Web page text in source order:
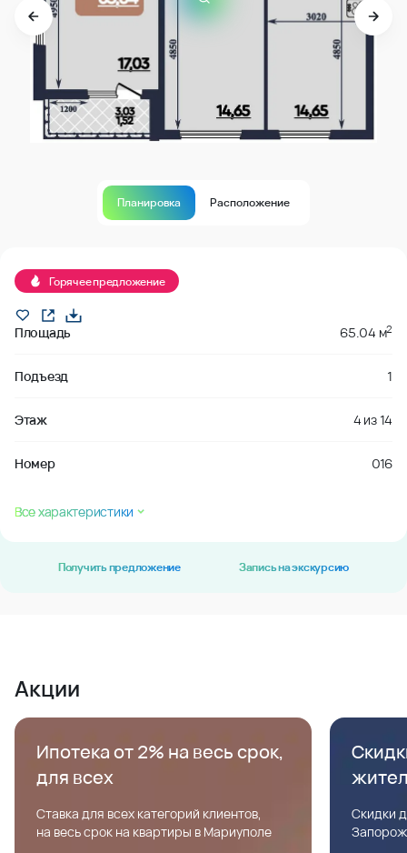
Планировка Расположение
Горячее предложение
Площадь 65.04 м2
Подъезд 1
Этаж 4 из14
Номер 016
Все характеристики
Получить предложение Запись на экскурсию
Акции
Ипотека от 2% на весь срок,
для всех
Ставка для всех категорий клиентов,
на весь срок на квартиры в Мариуполе
Скидки